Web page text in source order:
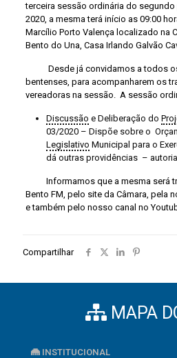
terceira sessão ordinária do
2020, a mesma terá início as 09:00
Marcílio Porto Valença localizado na
Bento do Una, Casa Irlando Galvão
Desde já convidamos a todos
bentenses, para acompanharem os
vereadoras na sessão. A sessão
Discussão e Deliberação do
03/2020 – Dispõe sobre o
Legislativo Municipal para o
dá outras providências –
Informamos que a mesma será
Bento FM, pelo site da Câmara, pela
e também pelo nosso canal no
Compartilhar
MAPA
INSTITUCIONAL